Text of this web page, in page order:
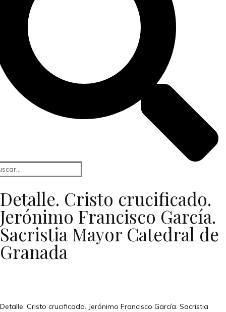
Detalle. Cristo crucificado.
Jerónimo Francisco García.
Sacristia Mayor Catedral de
Granada
Detalle. Cristo crucificado. Jerónimo Francisco García. Sacristia